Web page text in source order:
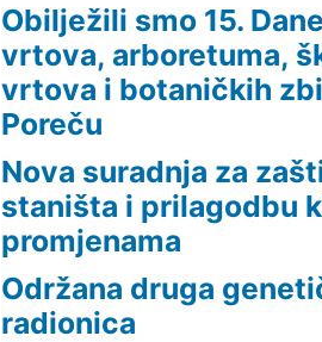
Obilježili smo 15.
vrtova, arboretuma,
vrtova i botaničkih
Poreču
Nova suradnja za
staništa i prilagodbu
promjenama
Održana druga
radionica